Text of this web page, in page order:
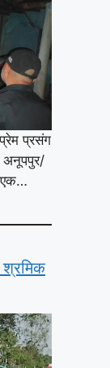
प्रसंग
अनूपपुर/
एक…
श्रमिक